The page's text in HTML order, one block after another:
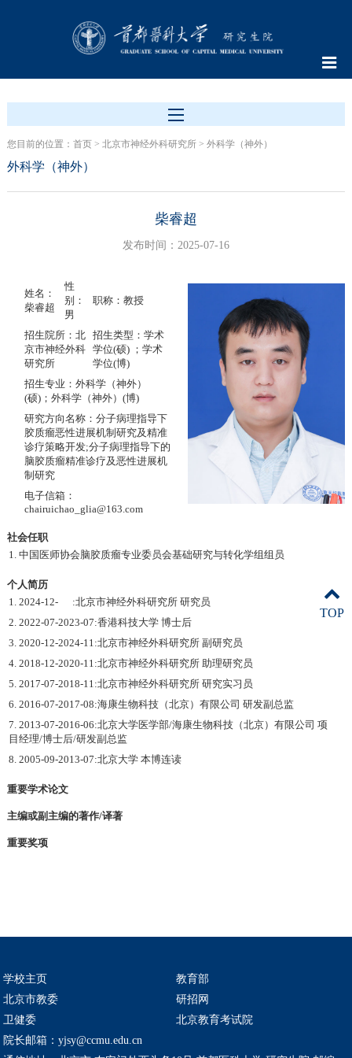
您目前的位置： 首页> 北京市神经外科研究所> 外科学（神外）
外科学（神外）
柴睿超
发布时间：2025-07-16
姓名：
柴睿超
性
别：
男
职称：教授
招生院所：北
京市神经外科
研究所
招生类型：学术
学位(硕) ；学术
学位(博)
招生专业：外科学（神外）
(硕)；外科学（神外）(博)
研究方向名称：分子病理指导下
胶质瘤恶性进展机制研究及精准
诊疗策略开发;分子病理指导下的
脑胶质瘤精准诊疗及恶性进展机
制研究
电子信箱：
chairuichao_glia@163.com
社会任职
1. 中国医师协会脑胶质瘤专业委员会基础研究与转化学组组员
个人简历
1. 2024-12- :北京市神经外科研究所 研究员
2. 2022-07-2023-07:香港科技大学 博士后
3. 2020-12-2024-11:北京市神经外科研究所 副研究员
4. 2018-12-2020-11:北京市神经外科研究所 助理研究员
5. 2017-07-2018-11:北京市神经外科研究所 研究实习员
6. 2016-07-2017-08:海康生物科技（北京）有限公司 研发副总监
7. 2013-07-2016-06:北京大学医学部/海康生物科技（北京）有限公司 项
目经理/博士后/研发副总监
8. 2005-09-2013-07:北京大学 本博连读
重要学术论文
主编或副主编的著作/译著
重要奖项
学校主页
教育部
北京市教委
研招网
卫健委
北京教育考试院
院长邮箱：yjsy@ccmu.edu.cn
TOP